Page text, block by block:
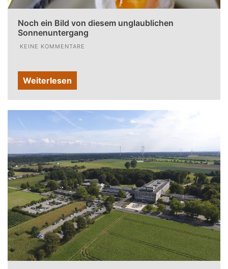
Noch ein Bild von diesem unglaublichen
Sonnenuntergang
KEINE KOMMENTARE
Weiterlesen